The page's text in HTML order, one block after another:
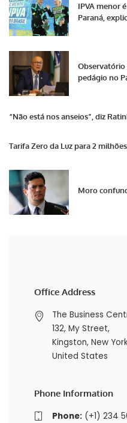
IPVA menor
Paraná,
Observatório
pedágio no
“Não está nos anseios”, diz
Tarifa Zero da Luz para 2
Moro
Office Address
The Business
132, My Street,
Kingston, New
United States
Phone Information
Phone:(+1) 234